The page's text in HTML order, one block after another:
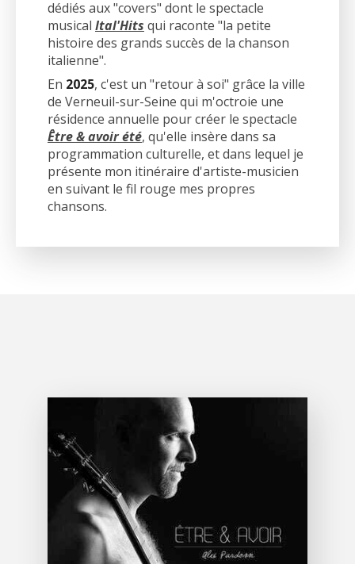
dédiés aux "covers" dont le spectacle
musical Ital'Hits qui raconte "la petite
histoire des grands succès de la chanson
italienne".
En 2025, c'est un "retour à soi" grâce la ville
de Verneuil-sur-Seine qui m'octroie une
résidence annuelle pour créer le spectacle
Être & avoir été, qu'elle insère dans sa
programmation culturelle, et dans lequel je
présente mon itinéraire d'artiste-musicien
en suivant le fil rouge mes propres
chansons.